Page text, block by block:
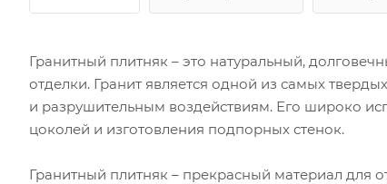
Гранитный плитняк – это натуральный,
отделки. Гранит является одной из самых
и разрушительным воздействиям. Его широко
цоколей и изготовления подпорных стенок.
Гранитный плитняк – прекрасный материал для